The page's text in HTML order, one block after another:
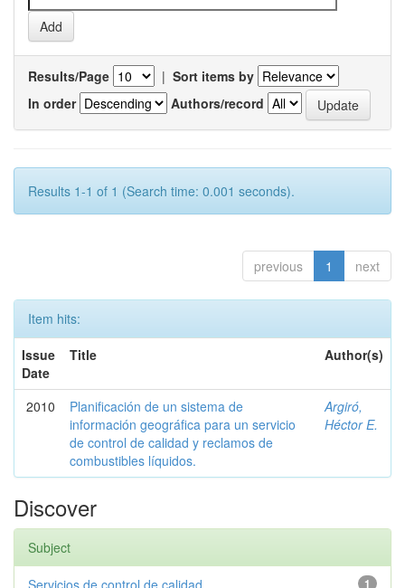
Results/Page | Sort items by
In order
Authors/record
Results 1-1 of 1 (Search time: 0.001 seconds).
previous 1 next
Item hits:
Issue
Date
Title Author(s)
2010
Planificación de un sistema de
información geográfica para un servicio
de control de calidad y reclamos de
combustibles líquidos.
Argiró,
Héctor E.
Discover
Subject
1
Servicios de control de calidad